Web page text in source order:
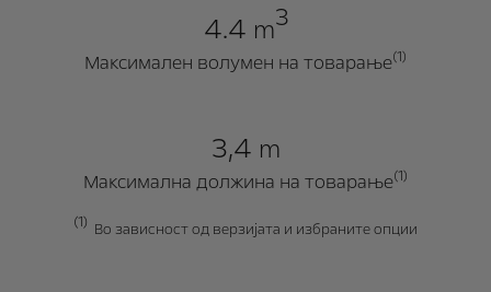
4.4 m3
Mаксимален волумен на товарање(1)
3,4 m
Mаксимална должина на товарање(1)
(1) Во зависност од верзијата и избраните опции